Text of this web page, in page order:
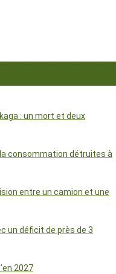
: un mort et deux
consommation détruites à
entre un camion et une
un déficit de près de 3
2027